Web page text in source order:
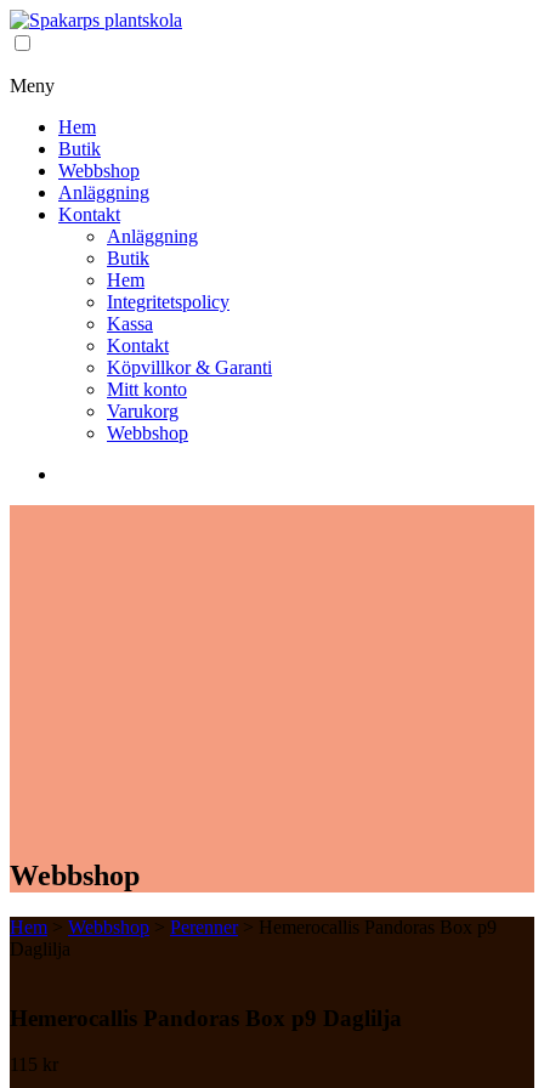
Meny
Hem
Butik
Webbshop
Anläggning
Kontakt
Anläggning
Butik
Hem
Integritetspolicy
Kassa
Kontakt
Köpvillkor & Garanti
Mitt konto
Varukorg
Webbshop
Webbshop
Hem > Webbshop > Perenner> Hemerocallis Pandoras Box p9
Daglilja
Hemerocallis Pandoras Box p9 Daglilja
115 kr